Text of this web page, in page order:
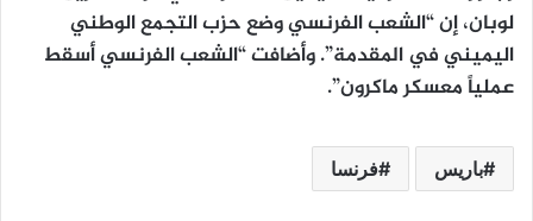
لوبان، إن “الشعب الفرنسي وضع حزب التجمع الوطني
اليميني في المقدمة”. وأضافت “الشعب الفرنسي أسقط
عملياً معسكر ماكرون”.
باريس فرنسا